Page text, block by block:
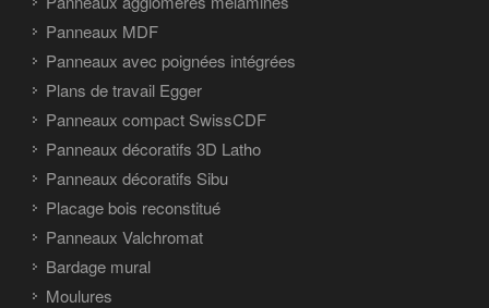
Panneaux MDF
Panneaux avec poignées intégrées
Plans de travail Egger
Panneaux compact SwissCDF
Panneaux décoratifs 3D Latho
Panneaux décoratifs Sibu
Placage bois reconstitué
Panneaux Valchromat
Bardage mural
Moulures